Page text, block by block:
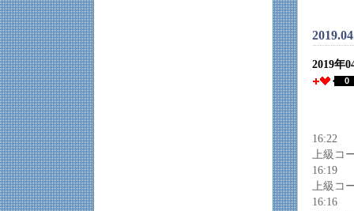
2019年
0
16:22
上級コ
16:19
上級コ
16:16